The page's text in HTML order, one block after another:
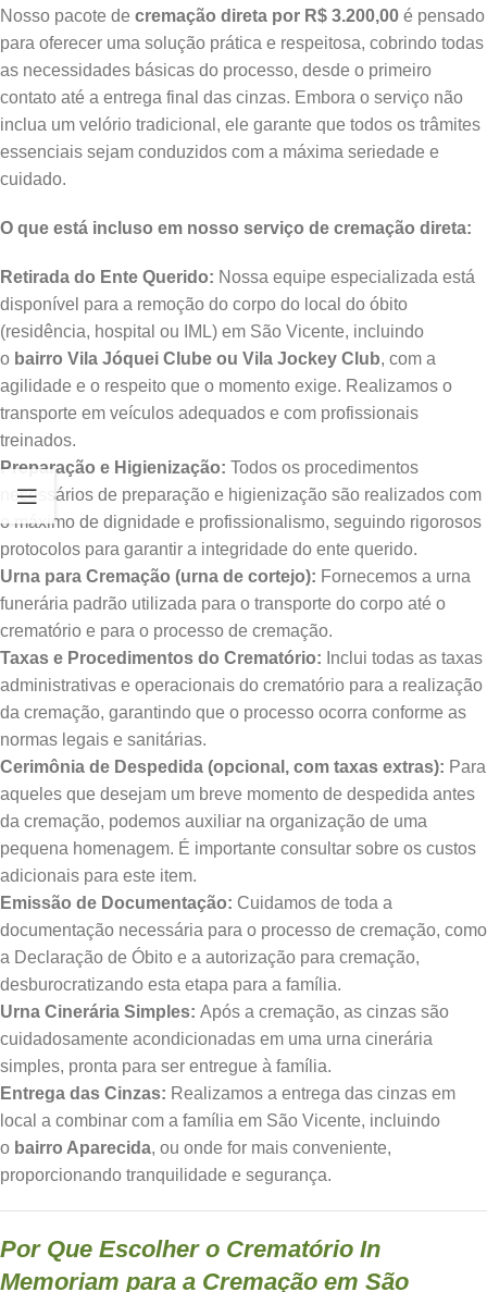
Nosso pacote de cremação direta por R$ 3.200,00 é pensado
para oferecer uma solução prática e respeitosa, cobrindo todas
as necessidades básicas do processo, desde o primeiro
contato até a entrega final das cinzas. Embora o serviço não
inclua um velório tradicional, ele garante que todos os trâmites
essenciais sejam conduzidos com a máxima seriedade e
cuidado.
O que está incluso em nosso serviço de cremação direta:
Retirada do Ente Querido: Nossa equipe especializada está
disponível para a remoção do corpo do local do óbito
(residência, hospital ou IML) em São Vicente, incluindo
o bairro Vila Jóquei Clube ou Vila Jockey Club, com a
agilidade e o respeito que o momento exige. Realizamos o
transporte em veículos adequados e com profissionais
treinados.
Preparação e Higienização: Todos os procedimentos
necessários de preparação e higienização são realizados com
o máximo de dignidade e profissionalismo, seguindo rigorosos
protocolos para garantir a integridade do ente querido.
Urna para Cremação (urna de cortejo): Fornecemos a urna
funerária padrão utilizada para o transporte do corpo até o
crematório e para o processo de cremação.
Taxas e Procedimentos do Crematório: Inclui todas as taxas
administrativas e operacionais do crematório para a realização
da cremação, garantindo que o processo ocorra conforme as
normas legais e sanitárias.
Cerimônia de Despedida (opcional, com taxas extras): Para
aqueles que desejam um breve momento de despedida antes
da cremação, podemos auxiliar na organização de uma
pequena homenagem. É importante consultar sobre os custos
adicionais para este item.
Emissão de Documentação: Cuidamos de toda a
documentação necessária para o processo de cremação, como
a Declaração de Óbito e a autorização para cremação,
desburocratizando esta etapa para a família.
Urna Cinerária Simples: Após a cremação, as cinzas são
cuidadosamente acondicionadas em uma urna cinerária
simples, pronta para ser entregue à família.
Entrega das Cinzas: Realizamos a entrega das cinzas em
local a combinar com a família em São Vicente, incluindo
o bairro Aparecida, ou onde for mais conveniente,
proporcionando tranquilidade e segurança.
Por Que Escolher o Crematório In
Memoriam para a Cremação em São